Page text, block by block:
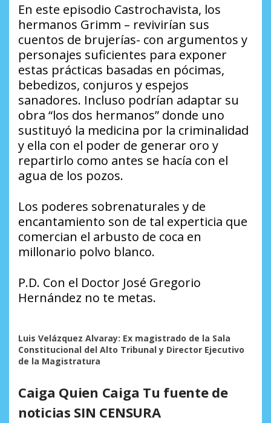
En este episodio Castrochavista, los
hermanos Grimm – revivirían sus
cuentos de brujerías- con argumentos y
personajes suficientes para exponer
estas prácticas basadas en pócimas,
bebedizos, conjuros y espejos
sanadores. Incluso podrían adaptar su
obra “los dos hermanos” donde uno
sustituyó la medicina por la criminalidad
y ella con el poder de generar oro y
repartirlo como antes se hacía con el
agua de los pozos.
Los poderes sobrenaturales y de
encantamiento son de tal experticia que
comercian el arbusto de coca en
millonario polvo blanco.
P.D. Con el Doctor José Gregorio
Hernández no te metas.
Luis Velázquez Alvaray: Ex magistrado de la Sala
Constitucional del Alto Tribunal y Director Ejecutivo
de la Magistratura
Caiga Quien Caiga Tu fuente de
noticias SIN CENSURA